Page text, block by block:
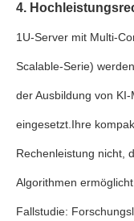
4.
1U-Server mit Multi-
Scalable-Serie)
der Ausbildung von
eingesetzt.Ihre
Rechenleistung nicht,
Algorithmen ermöglicht.
Fallstudie: